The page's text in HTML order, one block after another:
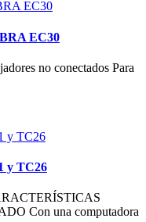
EC30
no conectados Para
y TC26
Con una computadora